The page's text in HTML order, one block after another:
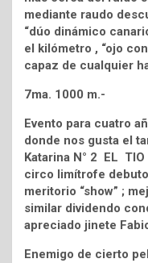
mediante raudo
“dúo dinámico
el kilómetro , “ojo
capaz de cualquier
7ma. 1000 m.-
Evento para cuatro
donde nos gusta el
Katarina N° 2 EL
circo limítrofe
meritorio “show” ;
similar dividendo
apreciado jinete
Enemigo de cierto